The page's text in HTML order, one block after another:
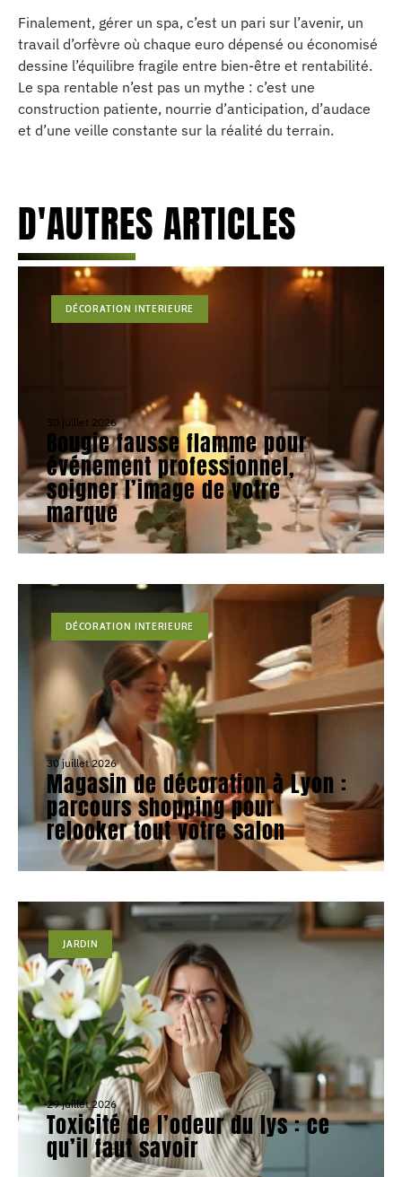
Finalement, gérer un spa, c’est un pari sur l’avenir, un
travail d’orfèvre où chaque euro dépensé ou économisé
dessine l’équilibre fragile entre bien-être et rentabilité.
Le spa rentable n’est pas un mythe : c’est une
construction patiente, nourrie d’anticipation, d’audace
et d’une veille constante sur la réalité du terrain.
D'AUTRES ARTICLES
DÉCORATION INTERIEURE
30 juillet 2026
Bougie fausse flamme pour
événement professionnel,
soigner l’image de votre
marque
DÉCORATION INTERIEURE
30 juillet 2026
Magasin de décoration à Lyon :
parcours shopping pour
relooker tout votre salon
JARDIN
29 juillet 2026
Toxicité de l’odeur du lys : ce
qu’il faut savoir